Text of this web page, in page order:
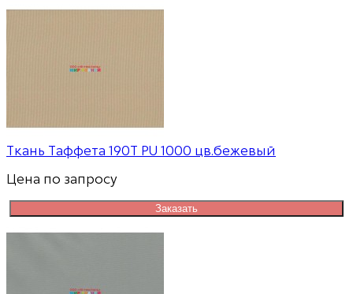
Ткань Таффета 190T PU 1000 цв.бежевый
Цена по запросу
Заказать